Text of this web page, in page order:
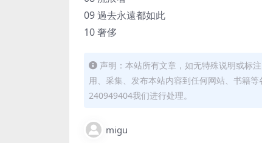
09 過去永遠都如此
10 奢侈
声明：本站所有文章，如无特殊说明或标
用、采集、发布本站内容到任何网站、书籍
240949404我们进行处理。
migu